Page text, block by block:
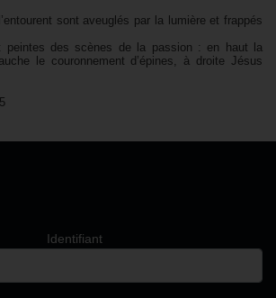
sont aveuglés par la lumière et frappés
peintes des scènes de la passion : en haut la
le couronnement d’épines, à droite Jésus
Identifiant